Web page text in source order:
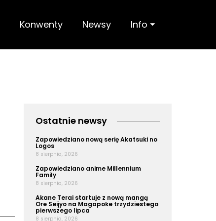
Konwenty Newsy Info ⏷
Ostatnie newsy
Zapowiedziano nową serię Akatsuki no
Logos
8 sierpnia, 2026
Zapowiedziano anime Millennium
Family
8 sierpnia, 2026
Akane Terai startuje z nową mangą
Ore Seijyo na Magapoke trzydziestego
pierwszego lipca
8 sierpnia, 2026